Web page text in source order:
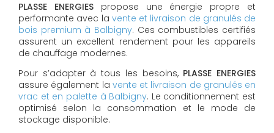
PLASSE ENERGIESpropose une énergie propre et
performante avec la vente et livraison de granulés de
bois premium à Balbigny. Ces combustibles certifiés
assurent un excellent rendement pour les appareils
de chauffage modernes.
Pour s’adapter à tous les besoins, PLASSE ENERGIES
assure également la vente et livraison de granulés en
vrac et en palette à Balbigny. Le conditionnement est
optimisé selon la consommation et le mode de
stockage disponible.